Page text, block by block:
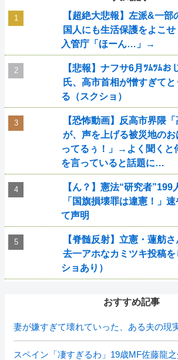
【超絶大悲報】左派&一
国人にも生活保護をよこせ
入管庁「ほーん…」→
【悲報】ナフサ6月ﾂﾑﾂﾑお
氏、高市首相が憎すぎて
る（スクショ）
【恐怖動画】反高市界隈
が、声を上げる被災地の
ってるぅ！」→よく聞くと
を言っていると話題に…
【ん？】憲法“研究者”199
「国旗損壊罪は違憲！」
て声明
【脊髄反射】立憲・蓮舫
去一アホなカミツキ投稿
ショあり）
おすすめ記事
妻が嫌すぎて壊れていった、ある夫の現
スペイン「凄すぎるわ」19歳MF佐藤龍之